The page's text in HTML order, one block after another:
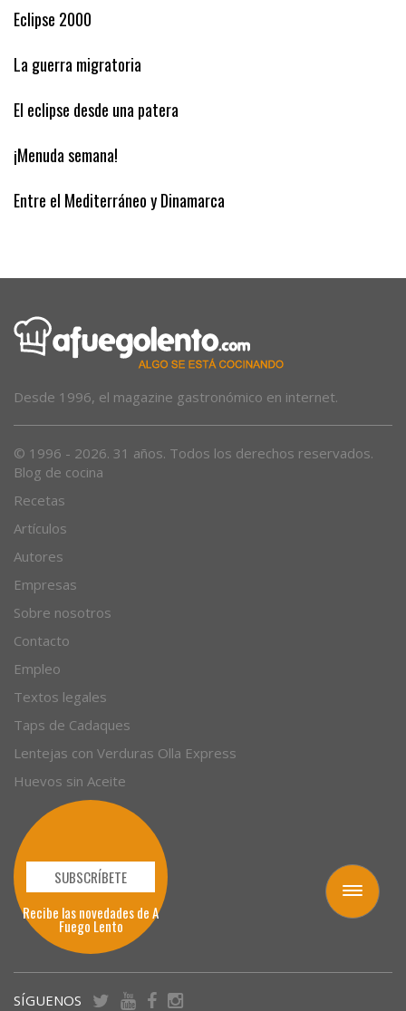
Toggle
navigation
Eclipse 2000
La guerra migratoria
El eclipse desde una patera
¡Menuda semana!
Blog de cocina
Recetas
Artículos
Autores
Empresas
Sobre nosotros
Contacto
Empleo
Textos legales
Taps de Cadaques
Lentejas con Verduras Olla Express
Huevos sin Aceite
SUBSCRÍBETE
Recibe las novedades de A